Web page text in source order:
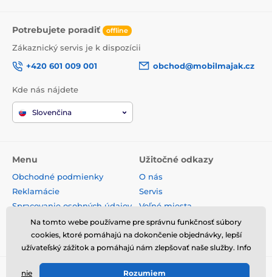
Potrebujete poradiť offline
Zákaznický servis je k dispozícii
+420 601 009 001
obchod@mobilmajak.cz
Kde nás nájdete
Slovenčina
Menu
Obchodné podmienky
Reklamácie
Spracovanie osobných údajov
Doprava a platba
Odstúpenie od zmluvy
Užitočné odkazy
O nás
Servis
Voľné miesta
Kontakt
© 2026 www.mobilmajak.sk ⦁ E-shop vytvorila
Na tomto webe používame pre správnu funkčnosť súbory
cookies, ktoré pomáhajú na dokončenie objednávky, lepší
užívateľský zážitok a pomáhajú nám zlepšovať naše služby. Info
nie Rozumiem